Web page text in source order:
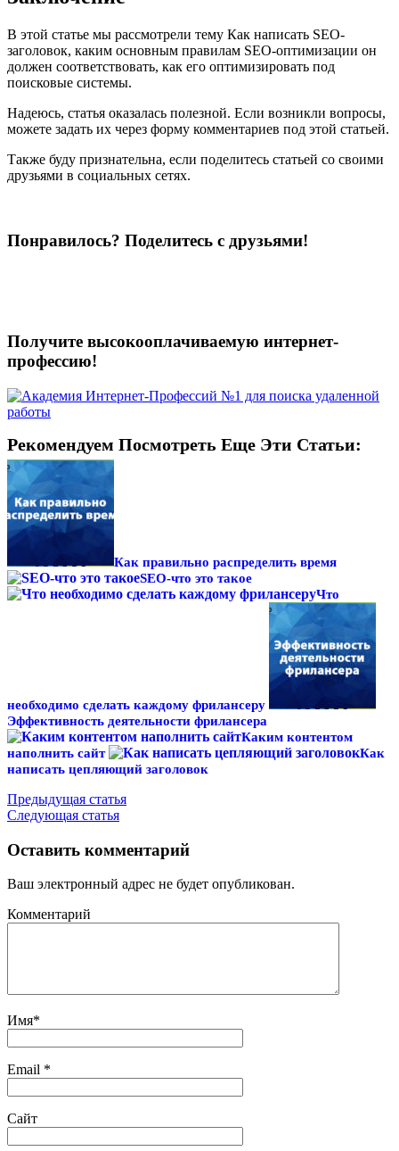
В этой статье мы рассмотрели тему Как написать SEO-
заголовок, каким основным правилам SEO-оптимизации он
должен соответствовать, как его оптимизировать под
поисковые системы.
Надеюсь, статья оказалась полезной. Если возникли вопросы,
можете задать их через форму комментариев под этой статьей.
Также буду признательна, если поделитесь статьей со своими
друзьями в социальных сетях.
Понравилось? Поделитесь с друзьями!
Получите высокооплачиваемую интернет-
профессию!
Рекомендуем Посмотреть Еще Эти Статьи:
Как правильно распределить время
SEO-что это такое
Что
необходимо сделать каждому фрилансеру
Эффективность деятельности фрилансера
Каким контентом
наполнить сайт
Как
написать цепляющий заголовок
Предыдущая статья
Следующая статья
Оставить комментарий
Ваш электронный адрес не будет опубликован.
Комментарий
Имя*
Email *
Сайт